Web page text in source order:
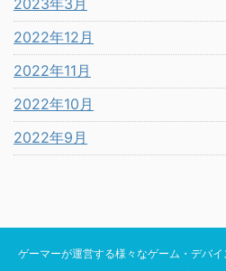
2023年3月
2022年12月
2022年11月
2022年10月
2022年9月
ゲーマーが運営する様々なゲーム・デバイ